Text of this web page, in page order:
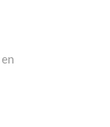
en